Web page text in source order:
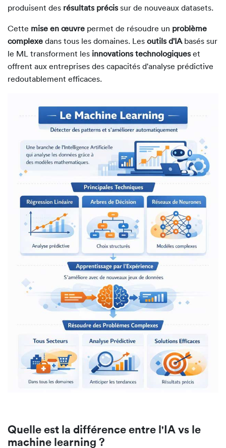
produisent des résultats précissur de nouveaux datasets.
Cette mise en œuvre permet de résoudre un problème
complexe dans tous les domaines. Les outils d'IAbasés sur
le ML transforment les innovations technologiqueset
offrent aux entreprises des capacités d'analyse prédictive
redoutablement efficaces.
Quelle est la différence entre l'IA vs le
machine learning ?